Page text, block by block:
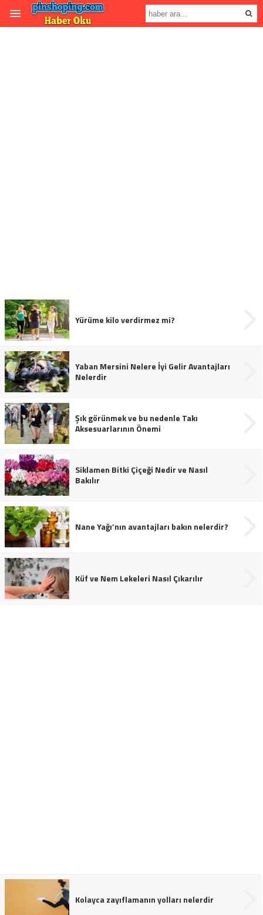
Yürüme kilo verdirmez mi?
Yaban Mersini Nelere İyi Gelir Avantajları
Nelerdir
Şık görünmek ve bu nedenle Takı
Aksesuarlarının Önemi
Siklamen Bitki Çiçeği Nedir ve Nasıl
Bakılır
Nane Yağı’nın avantajları bakın nelerdir?
Küf ve Nem Lekeleri Nasıl Çıkarılır
Kolayca zayıflamanın yolları nelerdir